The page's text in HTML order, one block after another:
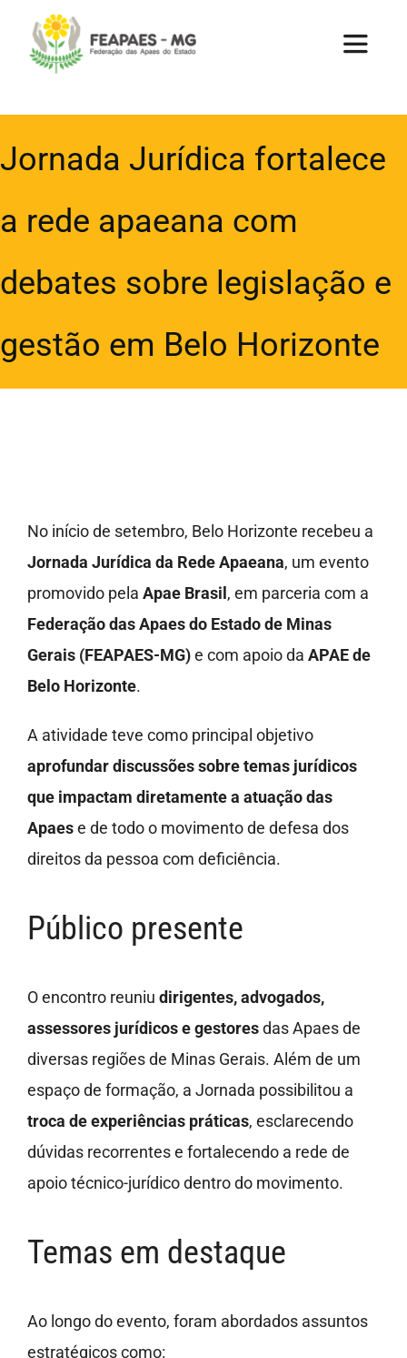
Toggle
Jornada Jurídica fortalece
a rede apaeana com
debates sobre legislação e
gestão em Belo Horizonte
No início de setembro, Belo Horizonte recebeu a
Jornada Jurídica da Rede Apaeana, um evento
promovido pela Apae Brasil , em parceria com a
Federação das Apaes do Estado de Minas
Gerais (FEAPAES-MG)e com apoio da APAE de
Belo Horizonte.
A atividade teve como principal objetivo
aprofundar discussões sobre temas jurídicos
que impactam diretamente a atuação das
Apaese de todo o movimento de defesa dos
direitos da pessoa com deficiência.
Público presente
O encontro reuniu dirigentes, advogados,
assessores jurídicos e gestoresdas Apaes de
diversas regiões de Minas Gerais. Além de um
espaço de formação, a Jornada possibilitou a
troca de experiências práticas, esclarecendo
dúvidas recorrentes e fortalecendo a rede de
apoio técnico-jurídico dentro do movimento.
Temas em destaque
Ao longo do evento, foram abordados assuntos
estratégicos como: